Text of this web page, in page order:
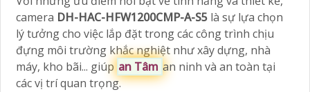
camera DH-HAC-HFW1200CMP-A-S5 là sự lựa chọn
lý tưởng cho việc lắp đặt trong các công trình chịu
đựng môi trường khắc nghiệt như xây dựng, nhà
máy, kho bãi... giúp an Tâm an ninh và an toàn tại
các vị trí quan trọng.